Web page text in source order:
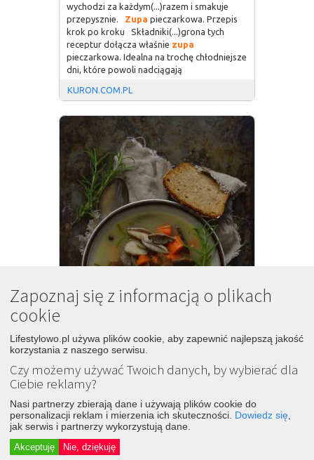
wychodzi za każdym(...)razem i smakuje
przepysznie. Zupa pieczarkowa. Przepis
krok po kroku Składniki(...)grona tych
receptur dołącza właśnie zupa
pieczarkowa. Idealna na trochę chłodniejsze
dni, które powoli nadciągają
KURON.COM.PL
Zupa grzybowa jak u babci
9 lat temu
Zapoznaj się z informacją o plikach
cookie
Lifestylowo.pl używa plików cookie, aby zapewnić najlepszą jakość
korzystania z naszego serwisu.
Czy możemy używać Twoich danych, by wybierać dla
Ciebie reklamy?
Nasi partnerzy zbierają dane i używają plików cookie do
personalizacji reklam i mierzenia ich skuteczności. Dowiedz się
jak serwis i partnerzy wykorzystują dane.
Akceptuję Nie, dziękuję